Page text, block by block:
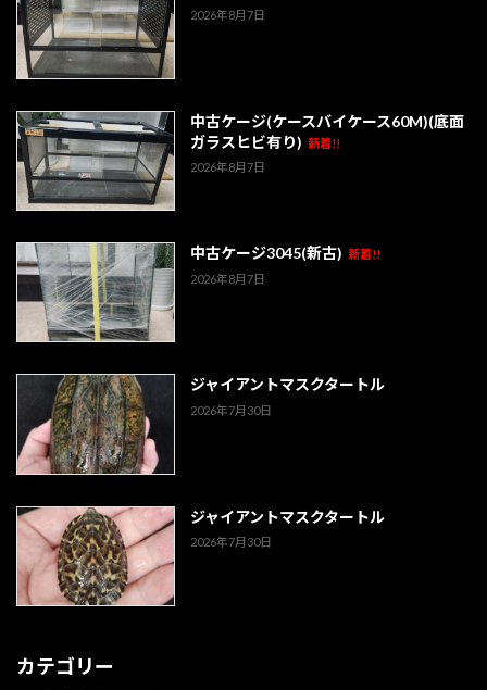
2026年8月7日
中古ケージ(ケースバイケース60M)(底面
ガラスヒビ有り) 新着!!
2026年8月7日
中古ケージ3045(新古) 新着!!
2026年8月7日
ジャイアントマスクタートル
2026年7月30日
ジャイアントマスクタートル
2026年7月30日
カテゴリー